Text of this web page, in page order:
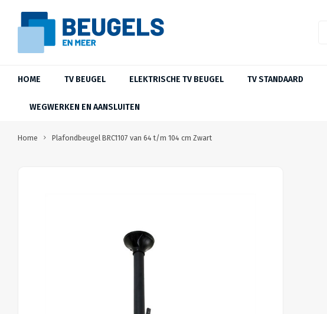
HOME TV BEUGEL ELEKTRISCHE TV BEUGEL TV STANDAARD
WEGWERKEN EN AANSLUITEN
Home Plafondbeugel BRC1107 van 64 t/m 104 cm Zwart